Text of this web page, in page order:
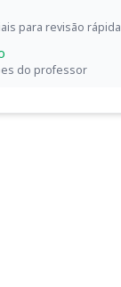
para revisão rápida
do professor